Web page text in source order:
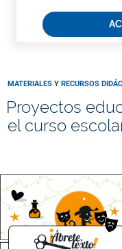
MATERIALES Y RECURSOS
Proyectos
el curso